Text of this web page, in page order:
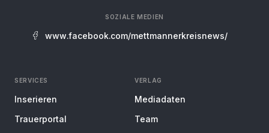
SOZIALE MEDIEN
www.facebook.com/mettmannerkreisnews/
SERVICES
Inserieren
Trauerportal
VERLAG
Mediadaten
Team